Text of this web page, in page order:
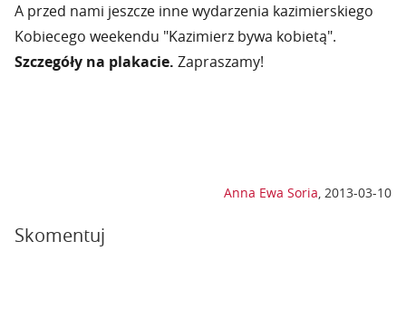
A przed nami jeszcze inne wydarzenia kazimierskiego
Kobiecego weekendu "Kazimierz bywa kobietą".
Szczegóły na plakacie. Zapraszamy!
Anna Ewa Soria, 2013-03-10
Skomentuj